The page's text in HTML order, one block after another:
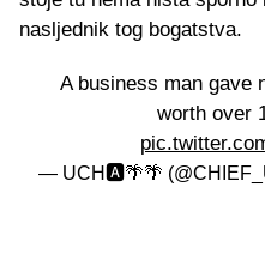
nasljednik tog bogatstva.
A business man gave
worth over
— UCH🅰️🌴🌴